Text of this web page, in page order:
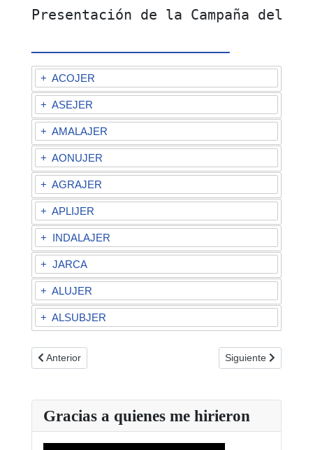
Presentación de la Campaña del
+ ACOJER
+ ASEJER
+ AMALAJER
+ AONUJER
+ AGRAJER
+ APLIJER
+ INDALAJER
+ JARCA
+ ALUJER
+ ALSUBJER
Artículo anterior: Manifiesto día sin juego 2015
Anterior Artículo siguiente:
Siguiente
Gracias a quienes me hirieron